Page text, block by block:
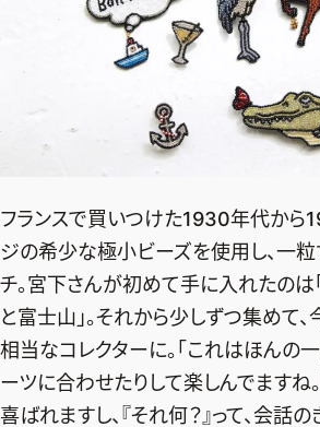
フランスで買いつけた1930年代から
ジの希少な極小ビーズを使用し、一
チ。宮下さんが初めて手に入れたのは
と富士山」。それから少しずつ集めて
相当なコレクターに。「これはほんの
ーツに合わせたりして楽しんでますね
喜ばれますし、『それ何？』って、会話